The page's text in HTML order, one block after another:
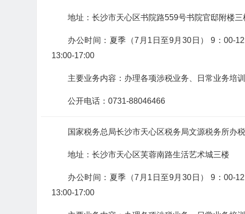
地址：长沙市天心区书院路559号书院官邸附楼三
办公时间：夏季（7月1日至9月30日） 9：00-
13:00-17:00
主要业务内容：办理各项涉税业务、日常业务培
公开电话：0731-88046466
国家税务总局长沙市天心区税务局文源税务所办
地址：长沙市天心区芙蓉南路生活艺术城三楼
办公时间：夏季（7月1日至9月30日） 9：00-
13:00-17:00